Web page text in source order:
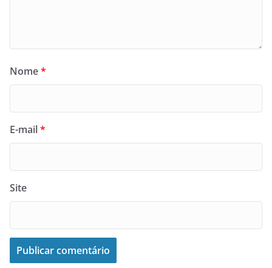
Nome*
E-mail*
Site